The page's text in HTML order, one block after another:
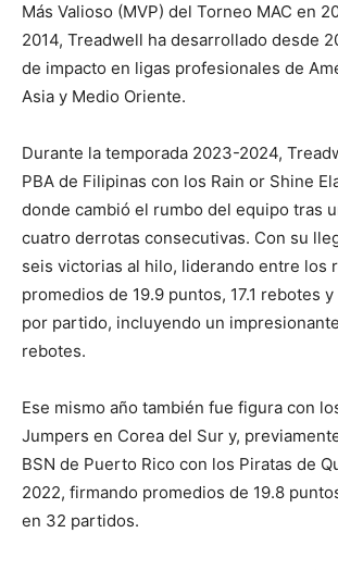
Más Valioso (MVP) del Torneo MAC en
2014, Treadwell ha desarrollado desde
de impacto en ligas profesionales de
Asia y Medio Oriente.
Durante la temporada 2023-2024,
PBA de Filipinas con los Rain or Shine
donde cambió el rumbo del equipo tras
cuatro derrotas consecutivas. Con su
seis victorias al hilo, liderando entre los
promedios de 19.9 puntos, 17.1 rebotes y
por partido, incluyendo un
rebotes.
Ese mismo año también fue figura con
Jumpers en Corea del Sur y,
BSN de Puerto Rico con los Piratas de
2022, firmando promedios de 19.8
en 32 partidos.